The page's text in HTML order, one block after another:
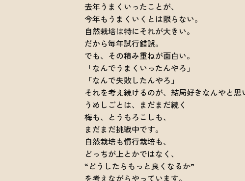
去年うまくいったことが、
今年もうまくいくとは限らない。
自然栽培は特にそれが大きい。
だから毎年試行錯誤。
でも、その積み重ねが面白い。
「なんでうまくいったんやろ」
「なんで失敗したんやろ」
それを考え続けるのが、結局好きなんやと思
うめしごとは、まだまだ続く
梅も、とうもろこしも、
まだまだ挑戦中です。
自然栽培も慣行栽培も、
どっちが上とかではなく、
“どうしたらもっと良くなるか”
を考えながらやっています。